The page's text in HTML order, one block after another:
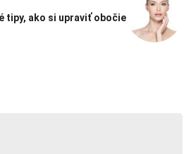
tipy, ako si upraviť obočie